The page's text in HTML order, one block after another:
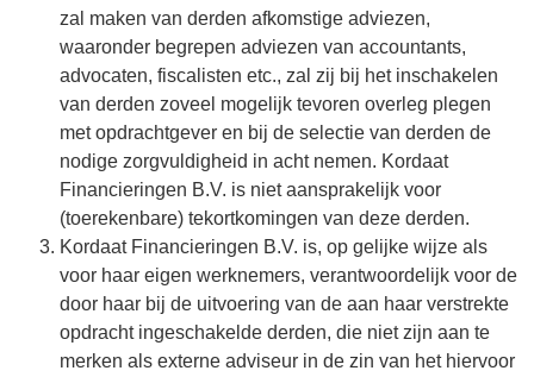
zal maken van derden afkomstige adviezen,
waaronder begrepen adviezen van accountants,
advocaten, fiscalisten etc., zal zij bij het inschakelen
van derden zoveel mogelijk tevoren overleg plegen
met opdrachtgever en bij de selectie van derden de
nodige zorgvuldigheid in acht nemen. Kordaat
Financieringen B.V. is niet aansprakelijk voor
(toerekenbare) tekortkomingen van deze derden.
Kordaat Financieringen B.V. is, op gelijke wijze als
voor haar eigen werknemers, verantwoordelijk voor de
door haar bij de uitvoering van de aan haar verstrekte
opdracht ingeschakelde derden, die niet zijn aan te
merken als externe adviseur in de zin van het hiervoor